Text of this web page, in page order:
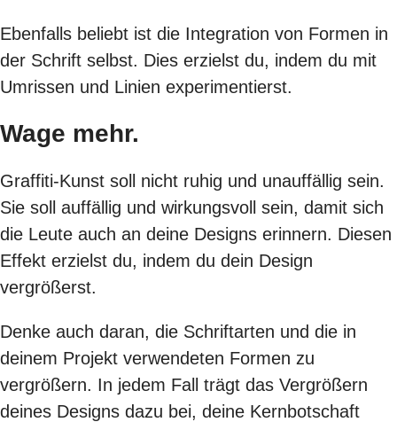
Ebenfalls beliebt ist die Integration von Formen in
der Schrift selbst. Dies erzielst du, indem du mit
Umrissen und Linien experimentierst.
Wage mehr.
Graffiti-Kunst soll nicht ruhig und unauffällig sein.
Sie soll auffällig und wirkungsvoll sein, damit sich
die Leute auch an deine Designs erinnern. Diesen
Effekt erzielst du, indem du dein Design
vergrößerst.
Denke auch daran, die Schriftarten und die in
deinem Projekt verwendeten Formen zu
vergrößern. In jedem Fall trägt das Vergrößern
deines Designs dazu bei, deine Kernbotschaft